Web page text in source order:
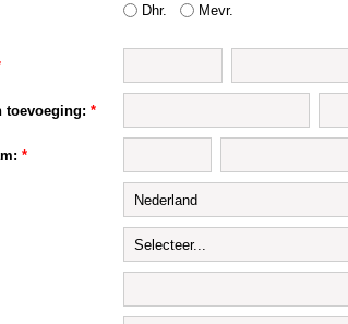
Dhr. Mevr.
toevoeging:*
*